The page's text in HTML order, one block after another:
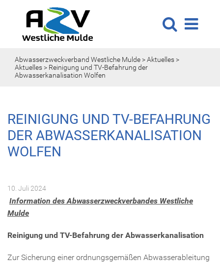
Abwasserzweckverband Westliche Mulde>Aktuelles>
Aktuelles> Reinigung und TV-Befahrung der
Abwasserkanalisation Wolfen
REINIGUNG UND TV-BEFAHRUNG
DER ABWASSERKANALISATION
WOLFEN
10. Juli 2024
Information des Abwasserzweckverbandes Westliche
Mulde
Reinigung und TV-Befahrung der Abwasserkanalisation
Zur Sicherung einer ordnungsgemäßen Abwasserableitung